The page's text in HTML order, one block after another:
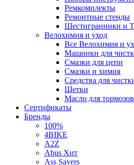
Ремкомплекты
Ремонтные стенды
Шестигранники и
Велохимия и уход
Все Велохимия и
Машинки для
Смазки для цепи
Смазки и химия
Средства для
Щетки
Масло для
Сертификаты
Бренды
100%
4BIKE
A2Z
Abus Хит
Ass Savers